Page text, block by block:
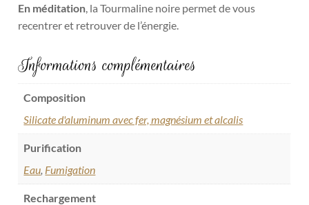
En méditation , la Tourmaline noire permet de vous
recentrer et retrouver de l’énergie.
Informations complémentaires
Composition
Silicate d'aluminum avec fer, magnésium et alcalis
Purification
Eau Fumigation
Rechargement